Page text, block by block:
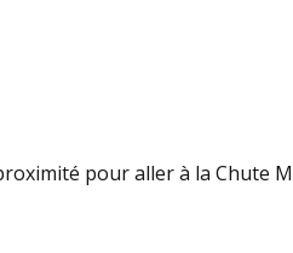
pour aller à la Chute